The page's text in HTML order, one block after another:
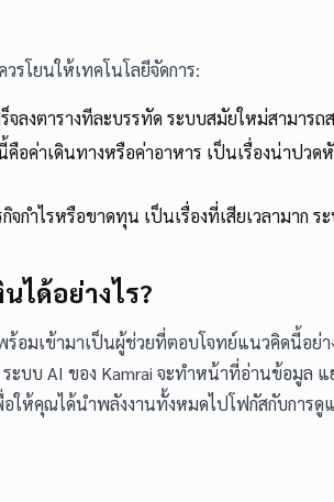
โยนให้เทคโนโลยีจัดการ:
จลงตารางทีละบรรทัด ระบบสมัยใหม่สามาร
คือค่าเดินทางหรือค่าอาหาร เป็นเรื่องน่าป
กำไรหรือขาดทุน เป็นเรื่องที่เสียเวลามาก
ได้อย่างไร?
อมเข้ามาเป็นผู้ช่วยที่ตอบโจทย์แนวคิดนี้อ
ระบบ AI ของ Kamrai จะทำหน้าที่อ่านข้อ
ห้คุณได้นำพลังงานทั้งหมดไปโฟกัสกับการดู